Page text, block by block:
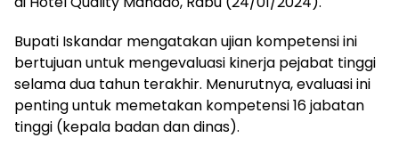
Bupati Iskandar mengatakan ujian kompetensi ini
bertujuan untuk mengevaluasi kinerja pejabat tinggi
selama dua tahun terakhir. Menurutnya, evaluasi ini
penting untuk memetakan kompetensi 16 jabatan
tinggi (kepala badan dan dinas).